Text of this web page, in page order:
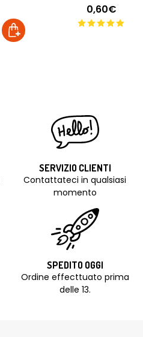
0,60€
SERVIZIO CLIENTI
Contattateci in qualsiasi
momento
SPEDITO OGGI
Ordine effecttuato prima
delle 13.